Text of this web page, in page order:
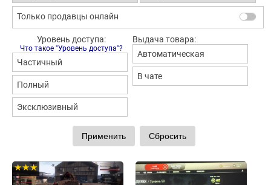
Только продавцы онлайн
Уровень доступа:
Что такое "Уровень доступа"?
Частичный
Полный
Эксклюзивный
Выдача товара:
Автоматическая
В чате
★★★